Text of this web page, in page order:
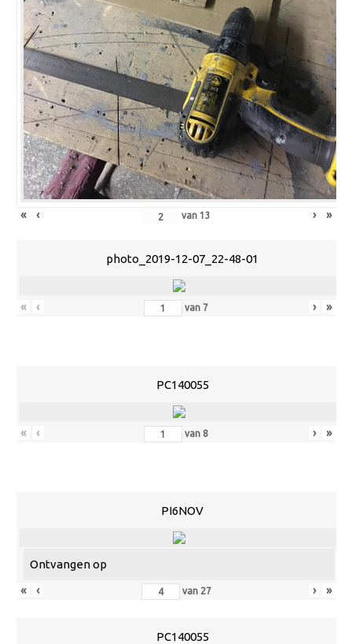
« ‹ van 13 › »
photo_2019-12-07_22-48-01
« ‹ van 7 › »
PC140055
« ‹ van 8 › »
PI6NOV
Ontvangen op
«
‹ van 27 › »
PC140055